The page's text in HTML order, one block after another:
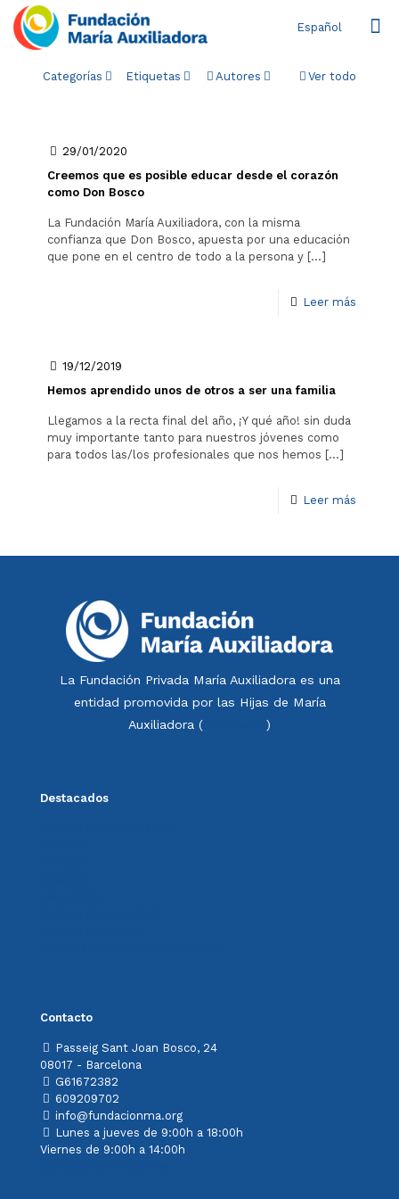
Español
Categorías Etiquetas Autores Ver todo
29/01/2020
Creemos que es posible educar desde el corazón
como Don Bosco
La Fundación María Auxiliadora, con la misma
confianza que Don Bosco, apuesta por una educación
que pone en el centro de todo a la persona y […]
Leer más
19/12/2019
Hemos aprendido unos de otros a ser una familia
Llegamos a la recta final del año, ¡Y qué año! sin duda
muy importante tanto para nuestros jóvenes como
para todos las/los profesionales que nos hemos […]
Leer más
La Fundación Privada María Auxiliadora es una
entidad promovida por las Hijas de María
Auxiliadora (
)
Destacados
Contacto
Passeig Sant Joan Bosco, 24
08017 - Barcelona
G61672382
609209702
info@fundacionma.org
Lunes a jueves de 9:00h a 18:00h
Viernes de 9:00h a 14:00h